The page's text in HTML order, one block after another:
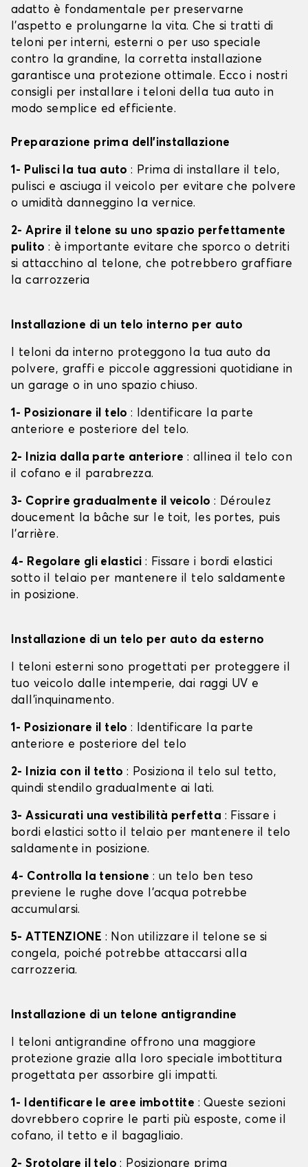
adatto è fondamentale per preservarne
l'aspetto e prolungarne la vita. Che si tratti di
teloni per interni, esterni o per uso speciale
contro la grandine, la corretta installazione
garantisce una protezione ottimale. Ecco i nostri
consigli per installare i teloni della tua auto in
modo semplice ed efficiente.
Preparazione prima dell'installazione
1- Pulisci la tua auto: Prima di installare il telo,
pulisci e asciuga il veicolo per evitare che polvere
o umidità danneggino la vernice.
2- Aprire il telone su uno spazio perfettamente
pulito : è importante evitare che sporco o detriti
si attacchino al telone, che potrebbero graffiare
la carrozzeria
Installazione di un telo interno per auto
I teloni da interno proteggono la tua auto da
polvere, graffi e piccole aggressioni quotidiane in
un garage o in uno spazio chiuso.
1- Posizionare il telo: Identificare la parte
anteriore e posteriore del telo.
2- Inizia dalla parte anteriore : allinea il telo con
il cofano e il parabrezza.
3- Coprire gradualmente il veicolo : Déroulez
doucement la bâche sur le toit, les portes, puis
l'arrière.
4- Regolare gli elastici : Fissare i bordi elastici
sotto il telaio per mantenere il telo saldamente
in posizione.
Installazione di un telo per auto da esterno
I teloni esterni sono progettati per proteggere il
tuo veicolo dalle intemperie, dai raggi UV e
dall'inquinamento.
1- Posizionare il telo: Identificare la parte
anteriore e posteriore del telo
2- Inizia con il tetto: Posiziona il telo sul tetto,
quindi stendilo gradualmente ai lati.
3- Assicurati una vestibilità perfetta : Fissare i
bordi elastici sotto il telaio per mantenere il telo
saldamente in posizione.
4- Controlla la tensione : un telo ben teso
previene le rughe dove l'acqua potrebbe
accumularsi.
5- ATTENZIONE : Non utilizzare il telone se si
congela, poiché potrebbe attaccarsi alla
carrozzeria.
Installazione di un telone antigrandine
I teloni antigrandine offrono una maggiore
protezione grazie alla loro speciale imbottitura
progettata per assorbire gli impatti.
1- Identificare le aree imbottite : Queste sezioni
dovrebbero coprire le parti più esposte, come il
cofano, il tetto e il bagagliaio.
2- Srotolare il telo: Posizionare prima